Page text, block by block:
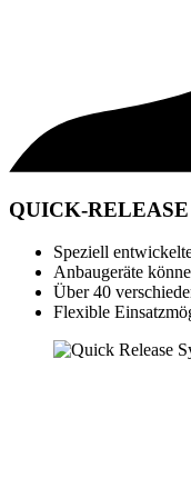
QUICK-RELEASE
Speziell
Anbaugeräte
Über 40
Flexible